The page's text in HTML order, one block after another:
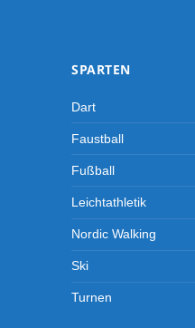
SPARTEN
Dart
Faustball
Fußball
Leichtathletik
Nordic Walking
Ski
Turnen